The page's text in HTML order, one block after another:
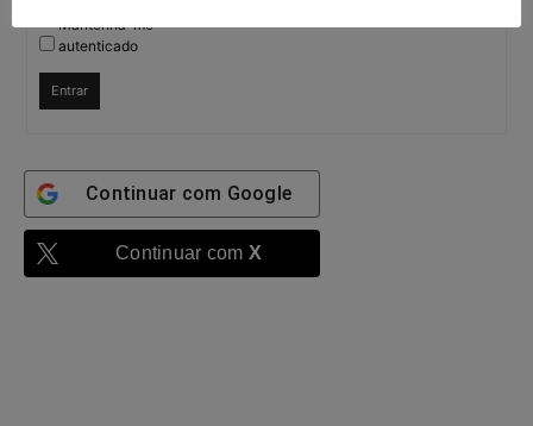
Mantenha-me
autenticado
Entrar
Continuar com Google
Continuar com X